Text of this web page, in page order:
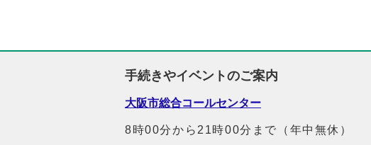
手続きやイベントのご案内
大阪市総合コールセンター
8時00分から21時00分まで（年中無休）